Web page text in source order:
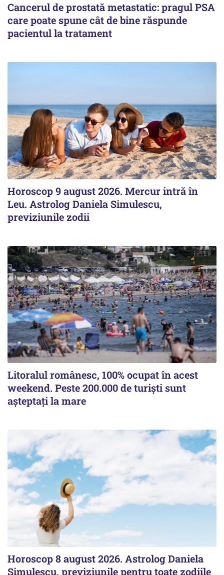
Cancerul de prostată metastatic: pragul PSA
care poate spune cât de bine răspunde
pacientul la tratament
Horoscop 9 august 2026. Mercur intră în
Leu. Astrolog Daniela Simulescu,
previziunile zodii
Litoralul românesc, 100% ocupat în acest
weekend. Peste 200.000 de turiști sunt
așteptați la mare
Horoscop 8 august 2026. Astrolog Daniela
Simulescu, previziunile pentru toate zodiile